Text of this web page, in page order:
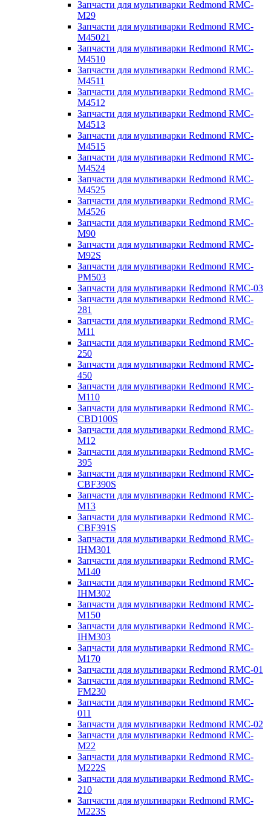
Запчасти для мультиварки Redmond RMC-
M29
Запчасти для мультиварки Redmond RMC-
M45021
Запчасти для мультиварки Redmond RMC-
M4510
Запчасти для мультиварки Redmond RMC-
M4511
Запчасти для мультиварки Redmond RMC-
M4512
Запчасти для мультиварки Redmond RMC-
M4513
Запчасти для мультиварки Redmond RMC-
M4515
Запчасти для мультиварки Redmond RMC-
M4524
Запчасти для мультиварки Redmond RMC-
M4525
Запчасти для мультиварки Redmond RMC-
M4526
Запчасти для мультиварки Redmond RMC-
M90
Запчасти для мультиварки Redmond RMC-
M92S
Запчасти для мультиварки Redmond RMC-
PM503
Запчасти для мультиварки Redmond RMC-03
Запчасти для мультиварки Redmond RMC-
281
Запчасти для мультиварки Redmond RMC-
M11
Запчасти для мультиварки Redmond RMC-
250
Запчасти для мультиварки Redmond RMC-
450
Запчасти для мультиварки Redmond RMC-
M110
Запчасти для мультиварки Redmond RMC-
CBD100S
Запчасти для мультиварки Redmond RMC-
M12
Запчасти для мультиварки Redmond RMC-
395
Запчасти для мультиварки Redmond RMC-
CBF390S
Запчасти для мультиварки Redmond RMC-
M13
Запчасти для мультиварки Redmond RMC-
CBF391S
Запчасти для мультиварки Redmond RMC-
IHM301
Запчасти для мультиварки Redmond RMC-
M140
Запчасти для мультиварки Redmond RMC-
IHM302
Запчасти для мультиварки Redmond RMC-
M150
Запчасти для мультиварки Redmond RMC-
IHM303
Запчасти для мультиварки Redmond RMC-
M170
Запчасти для мультиварки Redmond RMC-01
Запчасти для мультиварки Redmond RMC-
FM230
Запчасти для мультиварки Redmond RMC-
011
Запчасти для мультиварки Redmond RMC-02
Запчасти для мультиварки Redmond RMC-
M22
Запчасти для мультиварки Redmond RMC-
M222S
Запчасти для мультиварки Redmond RMC-
210
Запчасти для мультиварки Redmond RMC-
M223S